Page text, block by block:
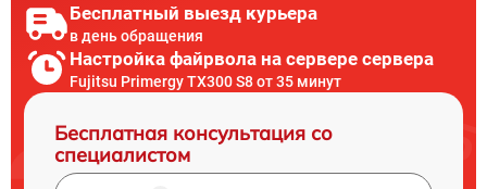
Бесплатный выезд курьера
в день обращения
Настройка файрвола на сервере сервера
Fujitsu Primergy TX300 S8 от 35 минут
Бесплатная консультация со
специалистом